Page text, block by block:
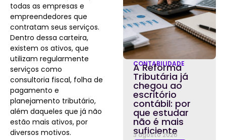
todas as empresas e
empreendedores que
contratam seus serviços.
Dentro dessa carteira,
existem os ativos, que
utilizam regularmente
serviços como
consultoria fiscal, folha de
pagamento e
planejamento tributário,
além daqueles que já não
estão mais ativos, por
diversos motivos.
CONTABILIDADE
A Reforma
Tributária já
chegou ao
escritório
contábil: por
que estudar
não é mais
suficiente
3 agosto 2026